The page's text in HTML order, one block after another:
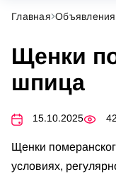
Главная Объявления
Щенки
шпица
15.10.2025 42
Щенки
условиях,